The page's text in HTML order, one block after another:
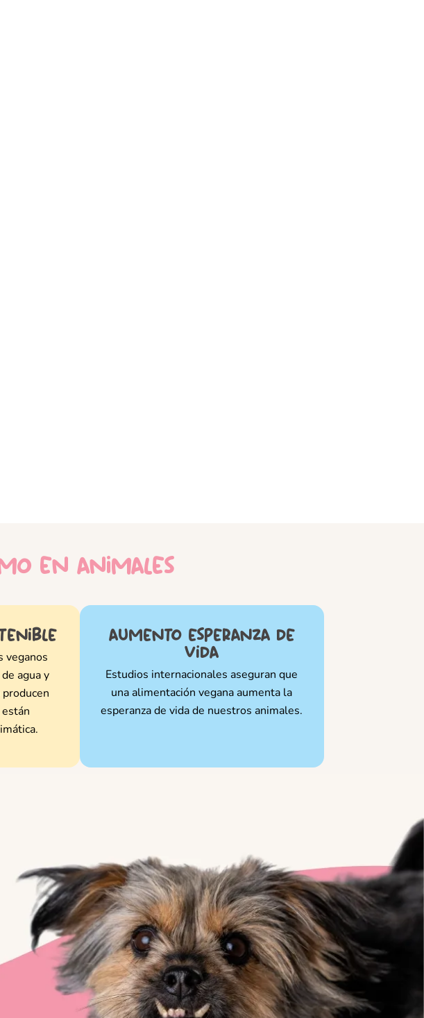
en animales
veganos
agua y
aumento esperanza de
vida
Estudios internacionales aseguran que
una alimentación vegana aumenta la
esperanza de vida de nuestros animales.